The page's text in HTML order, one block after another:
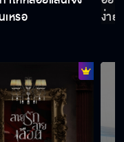
ต้องสู้กลับ
เหรอ
ง่าย